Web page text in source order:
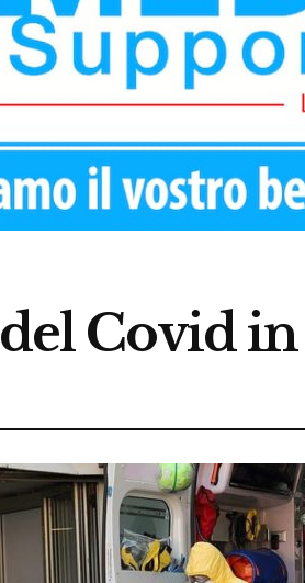
Covid